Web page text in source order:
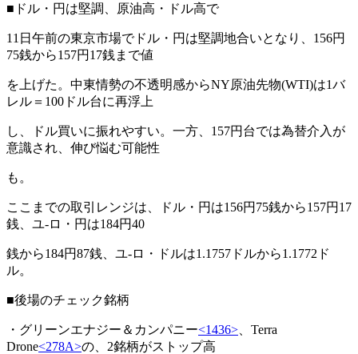
■ドル・円は堅調、原油高・ドル高で
11日午前の東京市場でドル・円は堅調地合いとなり、156円
75銭から157円17銭まで値
を上げた。中東情勢の不透明感からNY原油先物(WTI)は1バ
レル＝100ドル台に再浮上
し、ドル買いに振れやすい。一方、157円台では為替介入が
意識され、伸び悩む可能性
も。
ここまでの取引レンジは、ドル・円は156円75銭から157円17
銭、ユ-ロ・円は184円40
銭から184円87銭、ユ-ロ・ドルは1.1757ドルから1.1772ド
ル。
■後場のチェック銘柄
・グリーンエナジー＆カンパニー<1436> 、Terra
Drone<278A>の、2銘柄がストップ高